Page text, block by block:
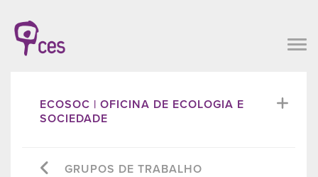
ECOSOC | OFICINA DE ECOLOGIA E
SOCIEDADE
GRUPOS DE TRABALHO